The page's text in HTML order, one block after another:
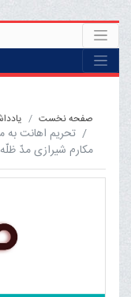
صفحه نخست
تحریم اهانت به
مکارم شیرازی مدّ ظلّه